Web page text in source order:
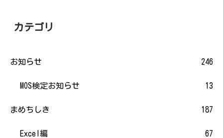
カテゴリ
お知らせ 246
MOS検定お知らせ 13
まめちしき 187
Excel編 67